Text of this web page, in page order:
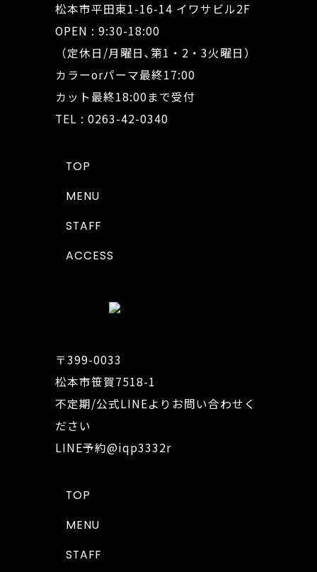
松本市平田東1-16-14 イワサビル2F
OPEN : 9:30-18:00
（定休日/月曜日､第1・2・3火曜日）
カラーorパーマ最終17:00
カット最終18:00まで受付
TEL : 0263-42-0340
TOP
MENU
STAFF
ACCESS
〒399-0033
松本市笹賀7518-1
不定期/公式LINEよりお問い合わせく
ださい
LINE予約@iqp3332r
TOP
MENU
STAFF